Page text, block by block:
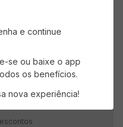
e continue
se ou baixe o app
os benefícios.
nova experiência!